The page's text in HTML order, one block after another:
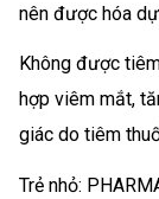
nên được hóa
Không được
hợp viêm mắt,
giác do tiêm
Trẻ nhỏ: